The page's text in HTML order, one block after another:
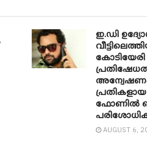
ഇ.ഡി
അന്വേഷണം
ഫോണിൽ
AUGUST 6,